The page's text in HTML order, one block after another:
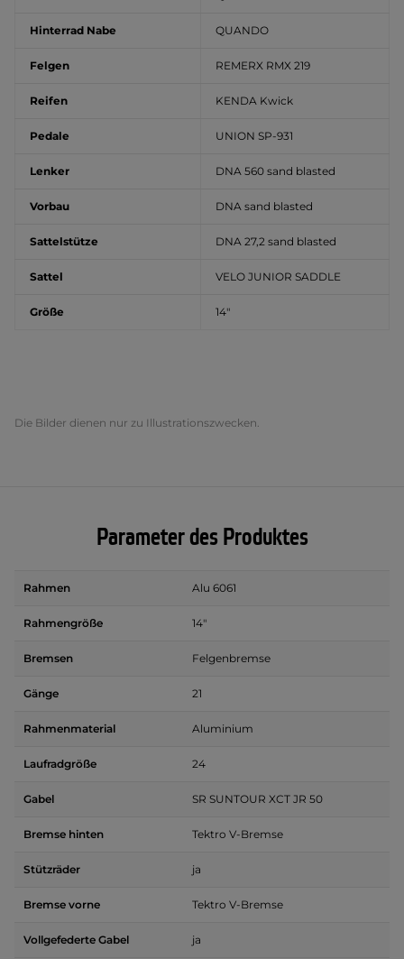
Hinterrad Nabe QUANDO
Felgen REMERX RMX 219
Reifen KENDA Kwick
Pedale UNION SP-931
Lenker DNA 560 sand blasted
Vorbau DNA sand blasted
Sattelstütze DNA 27,2 sand blasted
Sattel VELO JUNIOR SADDLE
Größe 14"
Die Bilder dienen nur zu Illustrationszwecken.
Parameter des Produktes
Rahmen Alu 6061
Rahmengröße 14"
Bremsen Felgenbremse
Gänge 21
Rahmenmaterial Aluminium
Laufradgröße 24
Gabel SR SUNTOUR XCT JR 50
Bremse hinten Tektro V-Bremse
Stützräder ja
Bremse vorne Tektro V-Bremse
Vollgefederte Gabel ja